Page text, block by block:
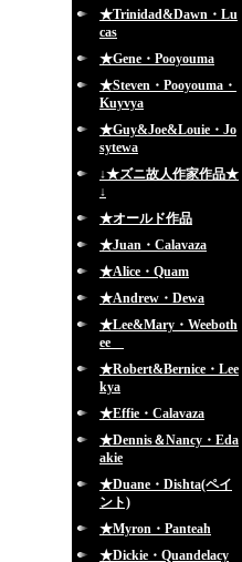
★Trinidad&Dawn・Lu
cas
★Gene・Pooyouma
★Steven・Pooyouma・
Kuyvya
★Guy&Joe&Louie・Jo
sytewa
↓★ズニ故人作家作品★
↓
★オールド作品
★Juan・Calavaza
★Alice・Quam
★Andrew・Dewa
★Lee&Mary・Weeboth
ee
★Robert&Bernice・Lee
kya
★Effie・Calavaza
★Dennis＆Nancy・Eda
akie
★Duane・Dishta(ペイ
ント)
★Myron・Panteah
★Dickie・Quandelacy